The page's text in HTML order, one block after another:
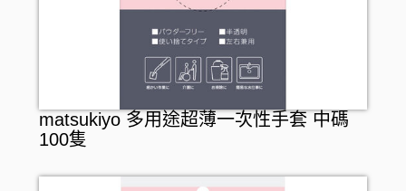
matsukiyo 多用途超薄一次性手套 中碼
100隻